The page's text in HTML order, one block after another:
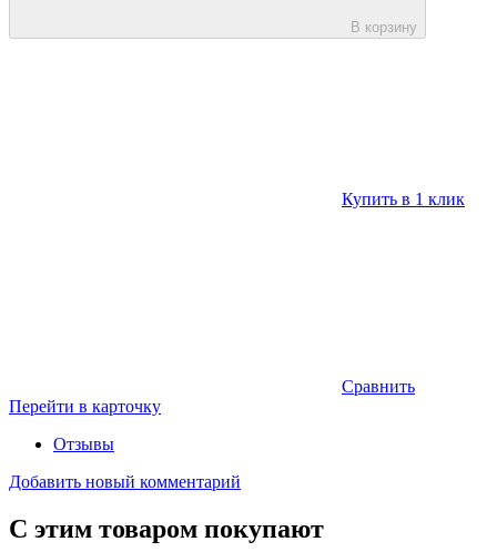
В корзину
Купить в 1 клик
Сравнить
Перейти в карточку
Отзывы
Добавить новый комментарий
С этим товаром покупают